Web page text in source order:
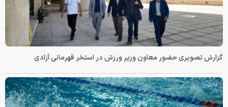
گزارش تصویری حضور معاون وزیر ورزش در استخر قهرمانی آزادی